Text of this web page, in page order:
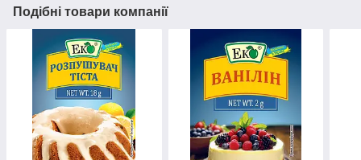
Подібні товари компанії